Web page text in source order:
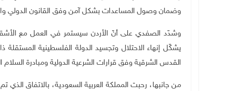
وضمان وصول المساعدات بشكل آمن وفق القانون الدولي
وشدّد الصفدي على أنّ الأردن سيستمر في العمل مع
القدس الشرقية وفق قرارات الشرعية الدولية ومبادرة السلام
من جانبها، رحبت المملكة العربية السعودية، بالاتفاق الذي